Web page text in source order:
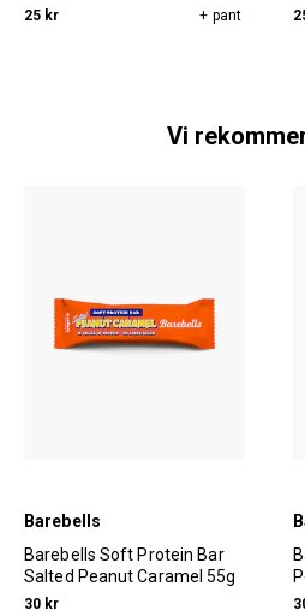
25 kr + pant
Vi
Barebells
Barebells Soft Protein Bar
Salted Peanut Caramel 55g
30 kr